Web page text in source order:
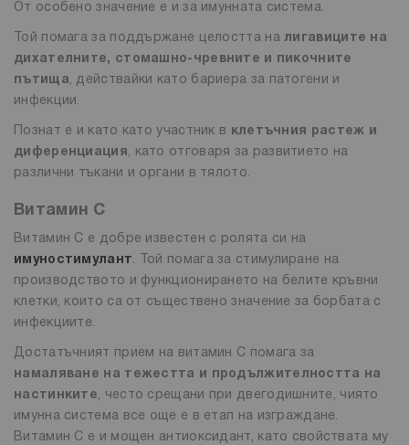
От особено значение е и за имунната система.
Той помага за поддържане целостта налигавиците на
дихателните, стомашно-чревните и пикочните
пътища, действайки като бариера за патогени и
инфекции.
Познат е и като като участник в
клетъчния растеж и
диференциация , като отговаря за развитието на
различни тъкани и органи в тялото.
Витамин С
Витамин С е добре известен с ролята си на
имуностимулант. Той помага за стимулиране на
производството и функционирането на белите кръвни
клетки, които са от съществено значение за борбата с
инфекциите.
Достатъчният прием на витамин С помага за
намаляване на тежестта и продължителността на
настинките, често срещани при двегодишните, чиято
имунна система все още е в етап на изграждане.
Витамин С е и мощен антиоксидант, като свойствата му